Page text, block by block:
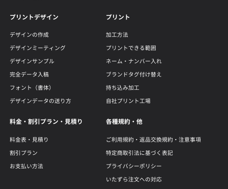
プリントデザイン
デザインの作成
デザインミーティング
デザインサンプル
完全データ入稿
フォント（書体）
デザインデータの送り方
プリント
加工方法
プリントできる範囲
ネーム・ナンバー入れ
ブランドタグ付け替え
持ち込み加工
自社プリント工場
料金・割引プラン・見積り
料金表・見積り
割引プラン
お支払い方法
各種規約・他
ご利用規約・返品交換規約・注意事項
特定商取引法に基づく表記
プライバシーポリシー
いたずら注文への対応